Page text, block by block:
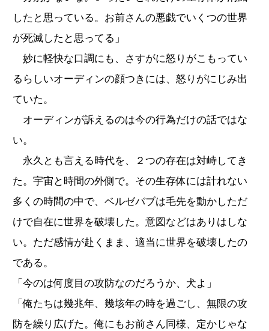
したと思っている。お前さんの悪戯でいくつの世界
が死滅したと思ってる」
妙に軽快な口調にも、さすがに怒りがこもってい
るらしいオーディンの顔つきには、怒りがにじみ出
ていた。
オーディンが訴えるのは今の行為だけの話ではな
い。
永久とも言える時代を、２つの存在は対峙してき
た。宇宙と時間の外側で。その生存体には計れない
多くの時間の中で、ベルゼバブは毛先を動かしただ
けで自在に世界を破壊した。意図などはありはしな
い。ただ感情が赴くまま、適当に世界を破壊したの
である。
「今のは何度目の攻防なのだろうか、犬よ」
「俺たちは幾兆年、幾垓年の時を過ごし、無限の攻
防を繰り広げた。俺にもお前さん同様、定かじゃな